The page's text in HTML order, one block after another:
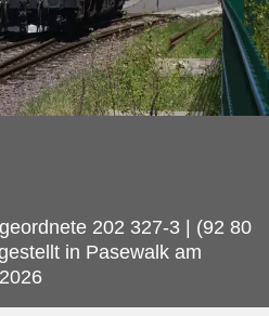
202 327-3 | (92 80
in Pasewalk am